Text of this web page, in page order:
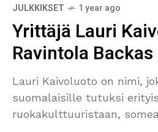
JULKKIKSET 1 year ago
Yrittäjä Lauri
Ravintola Backas
Lauri Kaivoluoto on nimi,
suomalaisille tutuksi
ruokakulttuuristaan,